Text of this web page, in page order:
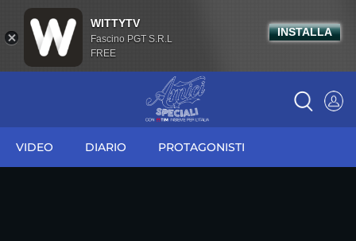
VIDEO DIARIO PROTAGONISTI
WITTYTV
Fascino PGT S.R.L
FREE
INSTALLA